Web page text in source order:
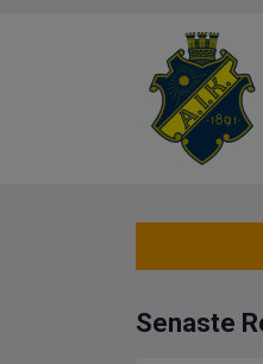
Senaste